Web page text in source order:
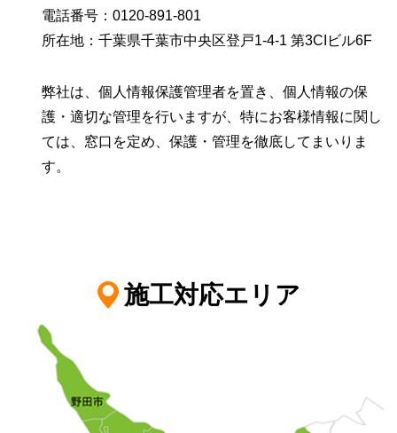
電話番号：0120-891-801
所在地：千葉県千葉市中央区登戸1-4-1 第3CIビル6F
弊社は、個人情報保護管理者を置き、個人情報の保
護・適切な管理を行いますが、特にお客様情報に関し
ては、窓口を定め、保護・管理を徹底してまいりま
す。
施工対応エリア